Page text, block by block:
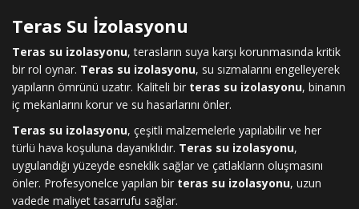
Teras Su İzolasyonu
Teras su izolasyonu, terasların suya karşı korunmasında kritik
bir rol oynar. Teras su izolasyonu, su sızmalarını engelleyerek
yapıların ömrünü uzatır. Kaliteli bir teras su izolasyonu, binanın
iç mekanlarını korur ve su hasarlarını önler.
Teras su izolasyonu, çeşitli malzemelerle yapılabilir ve her
türlü hava koşuluna dayanıklıdır. Teras su izolasyonu,
uygulandığı yüzeyde esneklik sağlar ve çatlakların oluşmasını
önler. Profesyonelce yapılan bir teras su izolasyonu, uzun
vadede maliyet tasarrufu sağlar.